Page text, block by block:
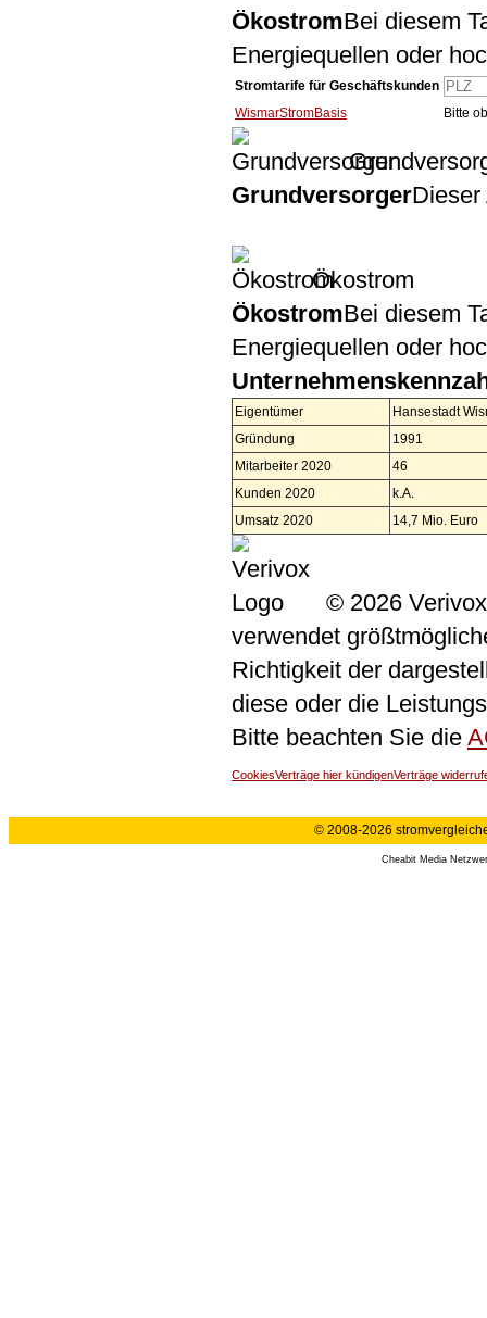
ÖkostromBei diesem
Energiequellen oder
Stromtarife für Geschäftskunden
WismarStromBasis
Bitte
GrundversorgerDieser
Ökostrom
ÖkostromBei diesem
Energiequellen oder
Eigentümer
Hansestadt
Gründung
1991
Mitarbeiter 2020
46
Kunden 2020
k.A.
Umsatz 2020
14,7 Mio. Euro
© 2026
verwendet
Richtigkeit der
diese oder die
Bitte beachten Sie die
CookiesVerträge hier kündigenVerträge
© 2008-2026
Cheabit Media